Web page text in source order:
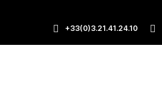
+33(0)3.21.41.24.10